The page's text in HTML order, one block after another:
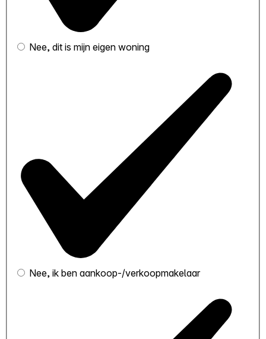
Nee, dit is mijn eigen woning
Nee, ik ben aankoop-/verkoopmakelaar